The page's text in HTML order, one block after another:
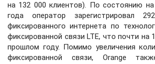
на 132 000 клиентов). По состоянию
года оператор зарегистрировал
фиксированного интернета по
фиксированной связи LTE, что почти на
прошлом году. Помимо увеличения
фиксированной связи, Orange